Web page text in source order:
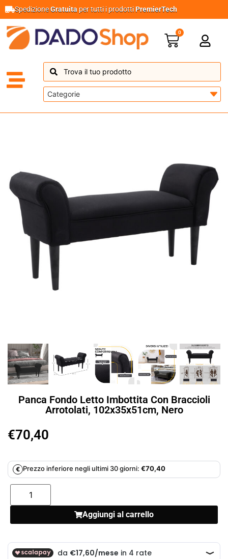
SpedizioneGratuita per tutti i prodottiPremierTech
0
Panca Fondo Letto Imbottita Con Braccioli
Arrotolati, 102x35x51cm, Nero
€70,40
€ Prezzo inferiore negli ultimi 30 giorni: €70,40
Aggiungi al carrello